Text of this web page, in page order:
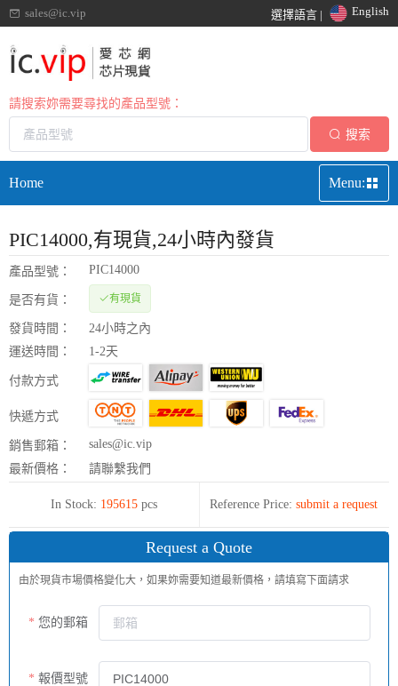
sales@ic.vip 選擇語言 | English
請搜索妳需要尋找的產品型號：
搜索
Home Menu:
PIC14000,有現貨,24小時內發貨
產品型號： PIC14000
是否有貨： 有現貨
發貨時間：
24小時之內
運送時間：
1-2天
付款方式
快遞方式
銷售郵箱：
sales@ic.vip
最新價格：
請聯繫我們
In Stock: 195615 pcs Reference Price: submit a request
Request a Quote
由於現貨市場價格變化大，如果妳需要知道最新價格，請填寫下面請求
您的郵箱
報價型號